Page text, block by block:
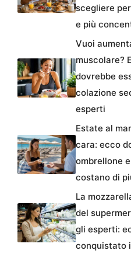
scegliere
e più
Vuoi
muscolare?
dovrebbe
colazione
esperti
Estate al
cara: ecco
ombrellone
costano di
La
del
gli esperti:
conquistato